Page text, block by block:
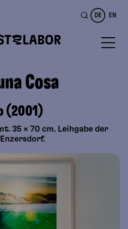
DE EN
Cosa
(2001)
35 × 70 cm. Leihgabe der